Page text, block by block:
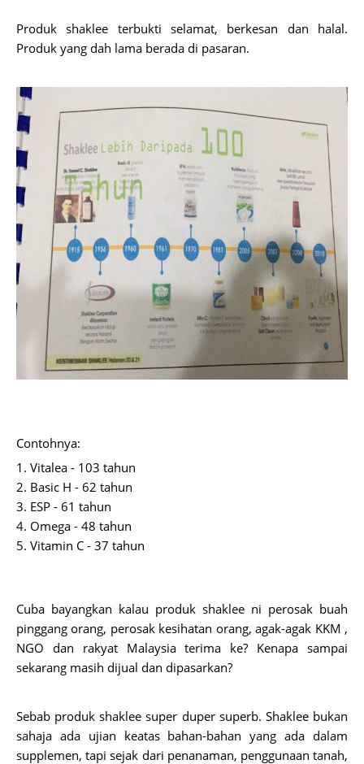
Produk shaklee terbukti selamat, berkesan dan halal.
Produk yang dah lama berada di pasaran.
Contohnya:
1. Vitalea - 103 tahun
2. Basic H - 62 tahun
3. ESP - 61 tahun
4. Omega - 48 tahun
5. Vitamin C - 37 tahun
Cuba bayangkan kalau produk shaklee ni perosak buah
pinggang orang, perosak kesihatan orang, agak-agak KKM ,
NGO dan rakyat Malaysia terima ke? Kenapa sampai
sekarang masih dijual dan dipasarkan?
Sebab produk shaklee super duper superb. Shaklee bukan
sahaja ada ujian keatas bahan-bahan yang ada dalam
supplemen, tapi sejak dari penanaman, penggunaan tanah,